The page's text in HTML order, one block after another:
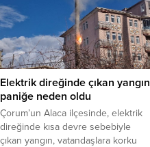
Elektrik direğinde çıkan yangın
paniğe neden oldu
Çorum’un Alaca ilçesinde, elektrik
direğinde kısa devre sebebiyle
çıkan yangın, vatandaşlara korku